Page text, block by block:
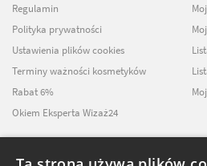
Regulamin
Polityka prywatności
Ustawienia plików cookies
Terminy ważności kosmetyków
Rabat 6%
Okiem Eksperta Wizaż24